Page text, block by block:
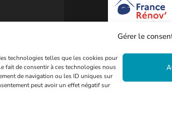
Gérer le
technologies telles que les cookies pour
fait de consentir à ces technologies nous
de navigation ou les ID uniques sur
peut avoir un effet négatif sur